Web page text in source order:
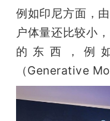
例如印尼方面，
户体量还比较小
的东西，例
（Generative